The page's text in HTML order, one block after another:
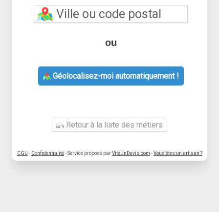
ou
Géolocalisez-moi automatiquement !
Retour à la liste des métiers
CGU - Confidentialité- Service proposé parViteUnDevis.com -Vous êtes un artisan ?